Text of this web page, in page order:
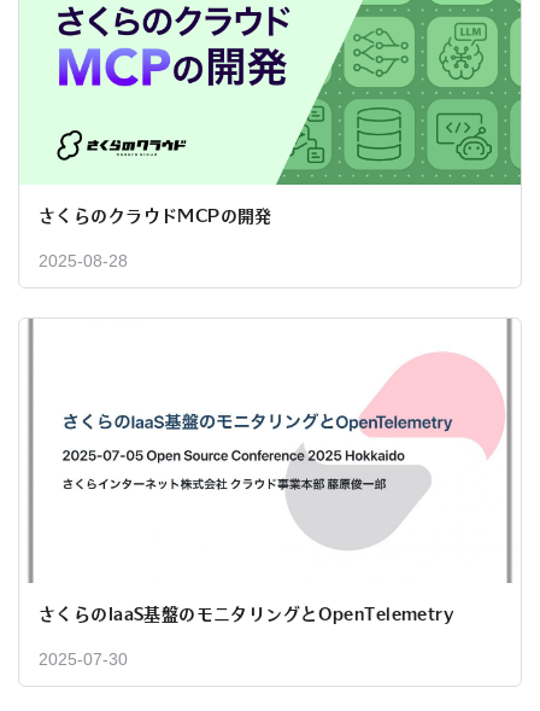
さくらのクラウドMCPの開発
2025-08-28
さくらのIaaS基盤のモニタリングとOpenTelemetry
2025-07-30